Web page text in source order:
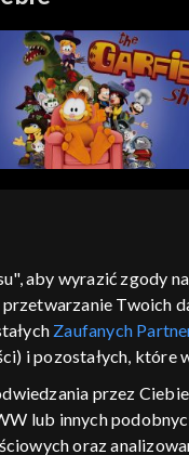
SIĘ SPOZA POLSKI
łączysz, to Stany
część tytułów na
prywatności
aby wyrazić zgody
Twoich
Zaufanych
i pozostałych,
przez
lub innych
oraz